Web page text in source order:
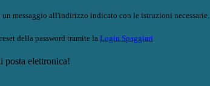
un messaggio all'indirizzo indicato con le istruzioni necessarie.
della password tramite la Login Spaggiari
posta elettronica!